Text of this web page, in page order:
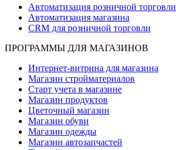
Автоматизация розничной торговли
Автоматизация магазина
CRM для розничной торговли
ПРОГРАММЫ ДЛЯ МАГАЗИНОВ
Интернет-витрина для магазина
Магазин стройматериалов
Старт учета в магазине
Магазин продуктов
Цветочный магазин
Магазин обуви
Магазин одежды
Магазин автозапчастей